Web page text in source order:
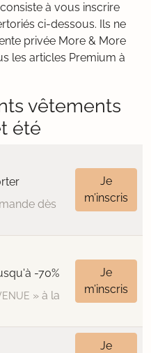
à vous inscrire
ci-dessous. Ils ne
privée More & More
les articles Premium à
vêtements
été
dès
Je
m’inscris
-70%
» à la
Je
m’inscris
Je